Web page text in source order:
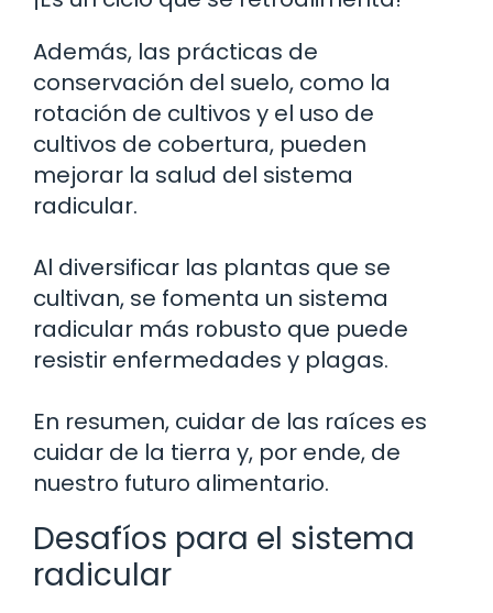
Además, las prácticas de
conservación del suelo, como la
rotación de cultivos y el uso de
cultivos de cobertura, pueden
mejorar la salud del sistema
radicular.
Al diversificar las plantas que se
cultivan, se fomenta un sistema
radicular más robusto que puede
resistir enfermedades y plagas.
En resumen, cuidar de las raíces es
cuidar de la tierra y, por ende, de
nuestro futuro alimentario.
Desafíos para el sistema
radicular